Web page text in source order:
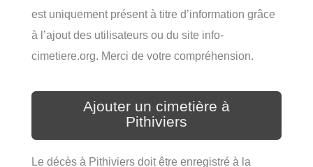
est uniquement présent à titre d’information grâce
à l’ajout des utilisateurs ou du site info-
cimetiere.org. Merci de votre compréhension.
Ajouter un cimetière à
Pithiviers
Le décès à Pithiviers doit être enregistré à la